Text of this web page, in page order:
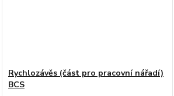
Rychlozávěs (část pro pracovní nářadí)
BCS